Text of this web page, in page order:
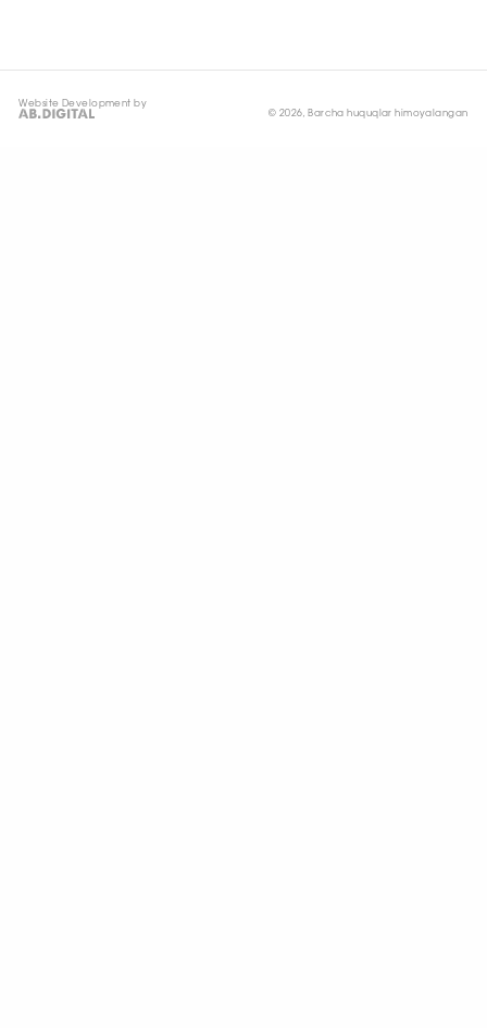
Website Development by
© 2026, Barcha huquqlar himoyalangan